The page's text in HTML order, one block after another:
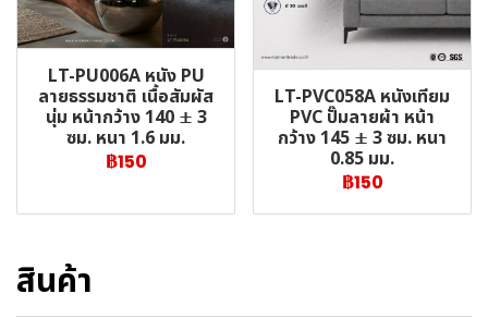
LT-PU006A หนัง PU
ลายธรรมชาติ เนื้อสัมผัส
นุ่ม หน้ากว้าง 140 ± 3
ซม. หนา 1.6 มม.
฿150
LT-PVC058A หนังเทียม
PVC ปั๊มลายผ้า หน้า
กว้าง 145 ± 3 ซม. หนา
0.85 มม.
฿150
สินค้า